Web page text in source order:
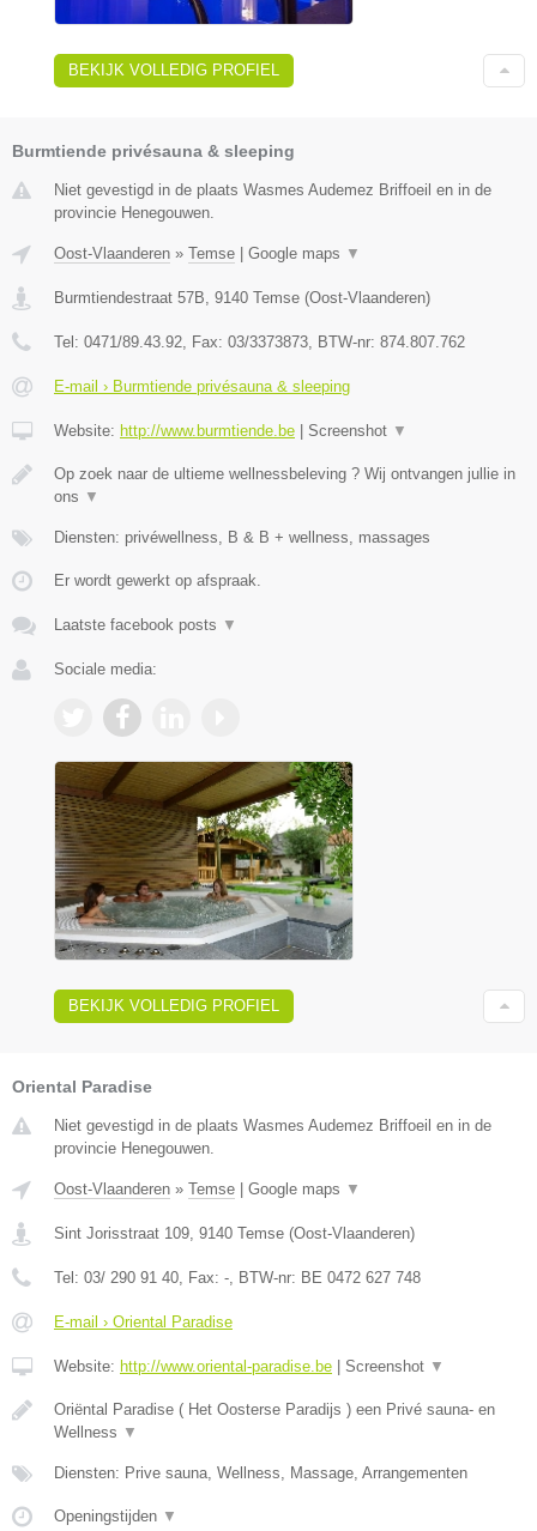
BEKIJK VOLLEDIG PROFIEL
Burmtiende privésauna & sleeping
Niet gevestigd in de plaats Wasmes Audemez Briffoeil en in de
provincie Henegouwen.
Oost-Vlaanderen » Temse Google maps ▼
Burmtiendestraat 57B 9140 Temse (Oost-Vlaanderen)
Tel: 0471/89.43.92 , Fax: 03/3373873 , BTW-nr: 874.807.762
E-mail › Burmtiende privésauna & sleeping
Website: http://www.burmtiende.be Screenshot ▼
Op zoek naar de ultieme wellnessbeleving ? Wij ontvangen jullie in
ons ▼
Diensten: privéwellness, B & B + wellness, massages
Er wordt gewerkt op afspraak.
Laatste facebook posts ▼
Sociale media:
BEKIJK VOLLEDIG PROFIEL
Oriental Paradise
Niet gevestigd in de plaats Wasmes Audemez Briffoeil en in de
provincie Henegouwen.
Oost-Vlaanderen » Temse | Google maps ▼
Sint Jorisstraat 109 9140 Temse (Oost-Vlaanderen)
Tel: 03/ 290 91 40 , Fax: - , BTW-nr: BE 0472 627 748
E-mail › Oriental Paradise
Website: http://www.oriental-paradise.be | Screenshot ▼
Oriëntal Paradise ( Het Oosterse Paradijs ) een Privé sauna- en
Wellness ▼
Diensten: Prive sauna, Wellness, Massage, Arrangementen
Openingstijden ▼